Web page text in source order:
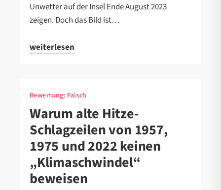
Unwetter auf der Insel Ende August 2023
zeigen. Doch das Bild ist…
weiterlesen
Bewertung: Falsch
Warum alte Hitze-
Schlagzeilen von 1957,
1975 und 2022 keinen
„Klimaschwindel“
beweisen